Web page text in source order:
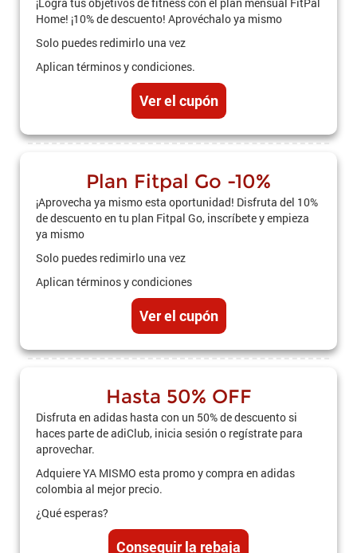
Home! ¡10% de descuento! Aprovéchalo ya mismo
Solo puedes redimirlo una vez
Aplican términos y condiciones.
Ver el cupón
Plan Fitpal Go -10%
¡Aprovecha ya mismo esta oportunidad! Disfruta del 10%
de descuento en tu plan Fitpal Go, inscríbete y empieza
ya mismo
Solo puedes redimirlo una vez
Aplican términos y condiciones
Ver el cupón
Hasta 50% OFF
Disfruta en adidas hasta con un 50% de descuento si
haces parte de adiClub, inicia sesión o regístrate para
aprovechar.
Adquiere YA MISMO esta promo y compra en adidas
colombia al mejor precio.
¿Qué esperas?
Conseguir la rebaja